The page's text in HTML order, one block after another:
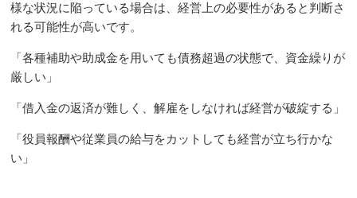
様な状況に陥っている場合は、経営上の必要性があると判断さ
れる可能性が高いです。
「各種補助や助成金を用いても債務超過の状態で、資金繰りが
厳しい」
「借入金の返済が難しく、解雇をしなければ経営が破綻する」
「役員報酬や従業員の給与をカットしても経営が立ち行かな
い」